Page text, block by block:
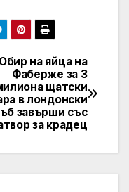
Обир на яйца на
Фаберже за 3
щатски
в лондонски
завърши със
за крадец